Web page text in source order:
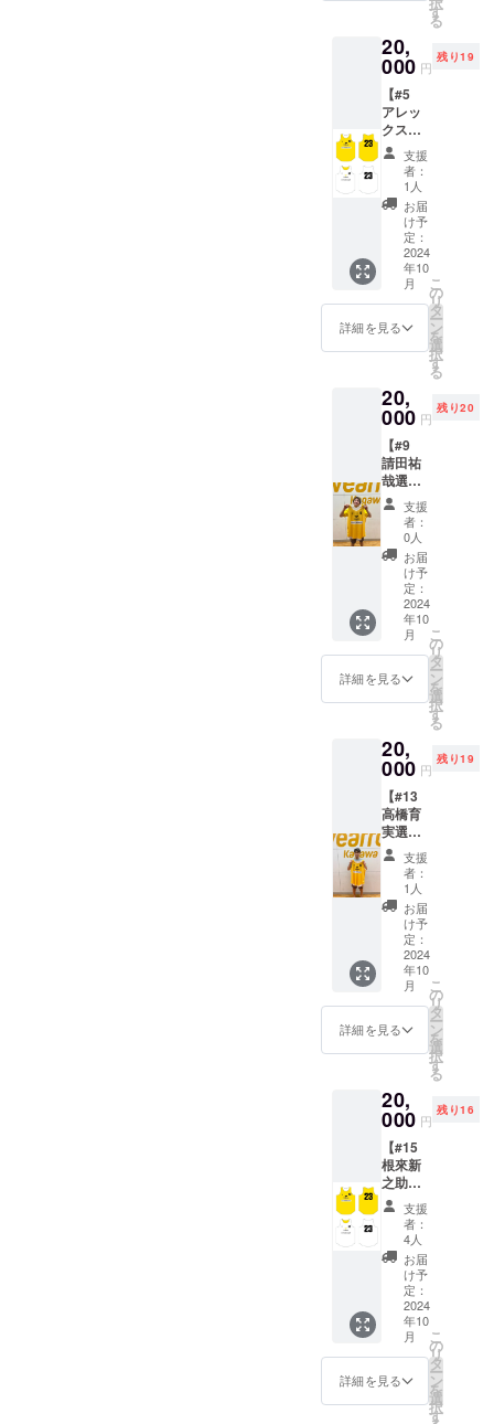
ませ
ん。 ※
ご支援
確定後
の返
金・
キャン
セル・
交換
は、対
応いた
しかね
ますの
で、何
卒ご了
承くだ
さい。
ンのリ
ブルを
提供し
ます。
・商品
サイ
ズ：Oサ
イズ ※
選手実
着用の
もので
はあり
ませ
ん。 ※
ご支援
確定後
の返
金・
は、対
応いた
しかね
ますの
で、何
卒ご了
承くだ
さい。
す
る
20,
000 円
残り19
【#5
アレッ
クス・
デイビ
ス選
手 サ
イン入
りリ
バーシ
ブル】
選手が
練習中
に使用
してい
るもの
と同じ
ンのリ
バーシ
ブルを
提供し
ます。
・商品
サイ
ズ：
3XOサ
イズ ※
リバー
シブル
の背番
号は5番
です。
※選手実
着用の
ん。 ※
ご支援
確定後
の返
金・
キャン
セル・
交換
は、対
応いた
しかね
ますの
で、何
卒ご了
承くだ
さい。
支援
者：
1人
お届
け予
定：
2024
年10
月
詳細を見る
こ
の
リ
タ
ー
ン
を
選
択
す
る
20,
000 円
残り20
【#9
請田祐
哉選
手 サ
イン入
りリ
バーシ
ブル】
選手が
練習中
に使用
してい
るもの
と同じ
デザイ
ンのリ
ブルを
提供し
ます。
・商品
サイ
ズ：Oサ
イズ ※
選手実
着用の
もので
はあり
ませ
ん。 ※
ご支援
確定後
の返
金・
は、対
応いた
しかね
ますの
で、何
卒ご了
承くだ
さい。
支援
者：
0人
お届
け予
定：
2024
年10
月
詳細を見る
こ
の
リ
タ
ー
ン
を
選
択
す
る
20,
000 円
残り19
【#13
高橋育
実選
手 サ
イン入
りリ
バーシ
ブル】
選手が
練習中
に使用
してい
るもの
と同じ
デザイ
ンのリ
ブルを
提供し
ます。
・商品
サイ
ズ：XO
サイズ
※選手実
着用の
もので
はあり
ませ
ん。 ※
ご支援
確定後
の返
金・
支援
者：
1人
お届
け予
定：
2024
年10
月
詳細を見る
こ
の
リ
タ
ー
ン
を
選
択
す
る
20,
000 円
残り16
【#15
根來新
之助選
手 サ
イン入
りリ
バーシ
ブル】
選手が
練習中
に使用
してい
るもの
と同じ
デザイ
ンのリ
支援
者：
4人
お届
け予
定：
2024
年10
月
詳細を見る
こ
の
リ
タ
ー
ン
を
選
択
す